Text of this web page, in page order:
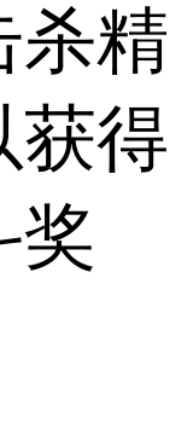
杀精
获得
奖